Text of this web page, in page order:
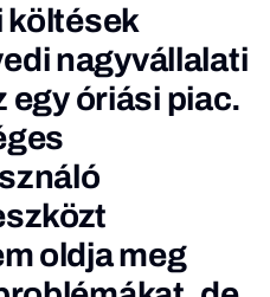
költések
nagyvállalati
egy óriási piac.
oldja meg